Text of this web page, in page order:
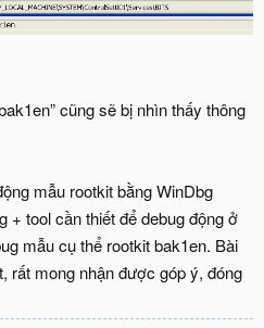
cũng sẽ bị nhìn thấy thông
mẫu rootkit bằng WinDbg
+ tool cần thiết để debug động ở
mẫu cụ thể rootkit bak1en. Bài
rất mong nhận được góp ý, đóng